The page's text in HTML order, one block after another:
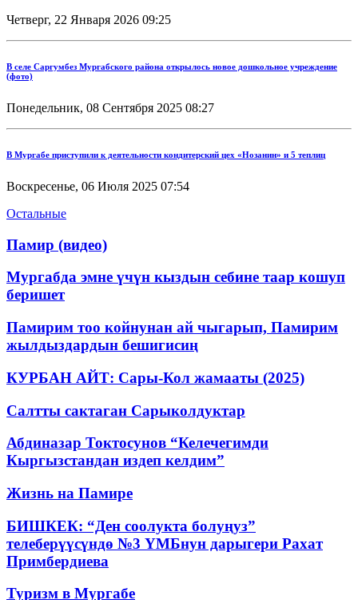
Четверг, 22 Января 2026 09:25
В селе Саргумбез Мургабского района открылось новое дошкольное учреждение
(фото)
Понедельник, 08 Сентября 2025 08:27
В Мургабе приступили к деятельности кондитерский цех «Нозанин» и 5 теплиц
Воскресенье, 06 Июля 2025 07:54
Остальные
Памир (видео)
Мургабда эмне үчүн кыздын себине таар кошуп
беришет
Памирим тоо койнунан ай чыгарып, Памирим
жылдыздардын бешигисиң
КУРБАН АЙТ: Сары-Кол жамааты (2025)
Салтты сактаган Cарыколдуктар
Абдиназар Токтосунов “Келечегимди
Кыргызстандан издеп келдим”
Жизнь на Памире
БИШКЕК: “Ден соолукта болуңуз”
телеберүүсүндө №3 ҮМБнун дарыгери Рахат
Примбердиева
Туризм в Мургабе